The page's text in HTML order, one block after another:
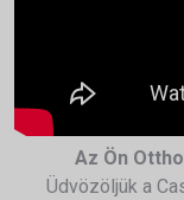
Az Ön
Üdvözöljük a